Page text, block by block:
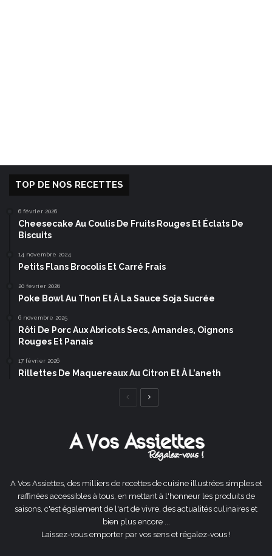
TOP DE NOS RECETTES
6 février 2026
Cheesecake Au Coulis De Fruits Rouges Et Éclats De
Biscuits
14 novembre 2024
Petits Flans Brocolis Et Carré Frais
20 février 2026
Poke Bowl Au Thon Et À La Sauce Soja Sucrée
6 novembre 2025
Rôti De Porc Aux Abricots Secs, Amandes, Oignons
Rouges Et Panais
17 février 2026
Rillettes De Maquereaux Au Citron Et À L’aneth
Page
A Vos Assiettes, des milliers de recettes de cuisine illustrées simples et
raffinées accessibles à tous, en mettant à l'honneur les produits de
saisons, c'est également de l'art de vivre, des actualités culinaires et
bien plus encore ...
Laissez-vous emporter par vos sens et régalez-vous !